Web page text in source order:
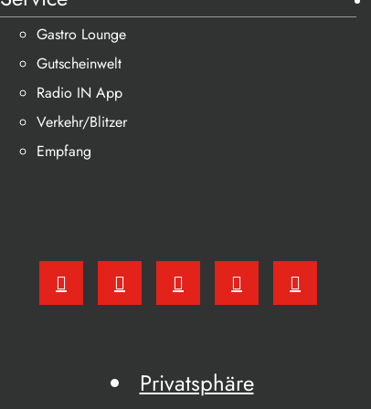
Gastro Lounge
Gutscheinwelt
Radio IN App
Verkehr/Blitzer
Empfang
Privatsphäre